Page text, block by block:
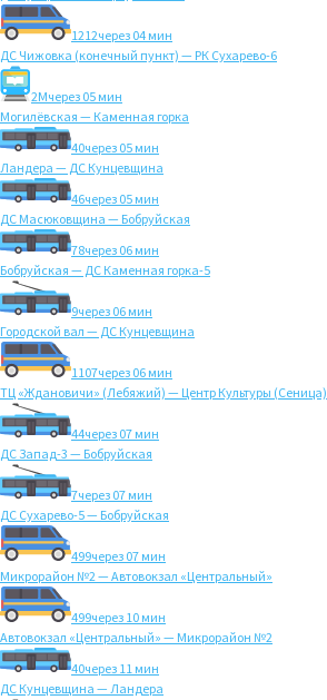
1212через 04 мин
ДС Чижовка (конечный пункт) — РК Сухарево-6
2Mчерез 05 мин
Могилёвская — Каменная горка
40через 05 мин
Ландера — ДС Кунцевщина
46через 05 мин
ДС Масюковщина — Бобруйская
78через 06 мин
Бобруйская — ДС Каменная горка-5
9через 06 мин
Городской вал — ДС Кунцевщина
1107через 06 мин
ТЦ «Ждановичи» (Лебяжий) — Центр Культуры (Сеница)
44через 07 мин
ДС Запад-3 — Бобруйская
7через 07 мин
ДС Сухарево-5 — Бобруйская
499через 07 мин
Микрорайон №2 — Автовокзал «Центральный»
499через 10 мин
Автовокзал «Центральный» — Микрорайон №2
40через 11 мин
ДС Кунцевщина — Ландера